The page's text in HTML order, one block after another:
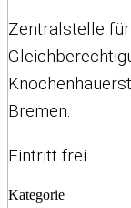
Zentralstelle
Bremen.
Eintritt frei.
Kategorie